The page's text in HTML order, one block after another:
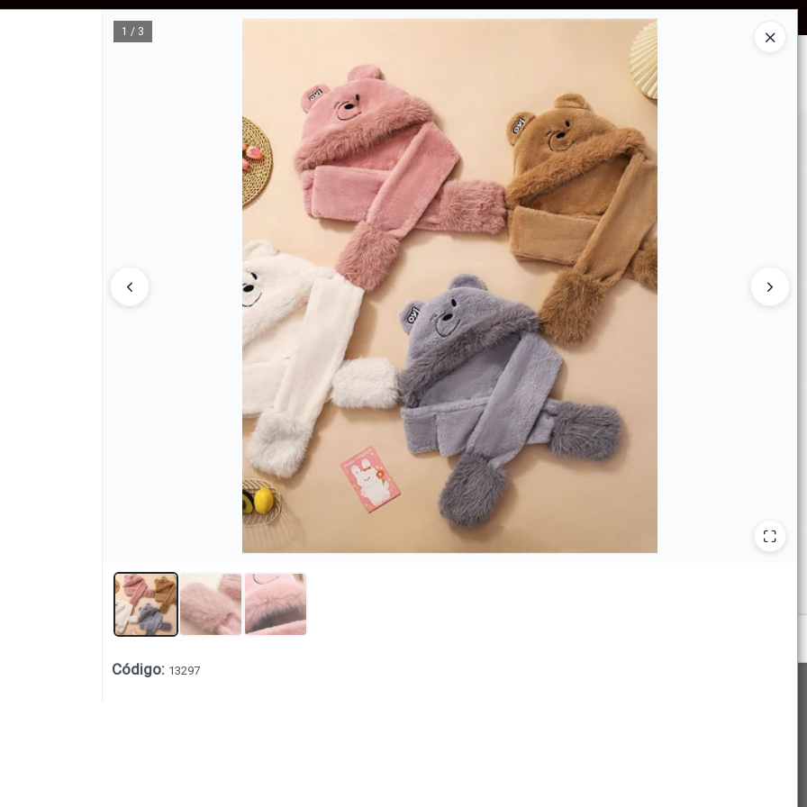
1 / 3
Código: 13297
$80.000 - PRECIOS NO INCLUYEN IVA - ENVIOS A TODO EL PAIS - DESCUENTOS POR VOLUMEN
Ingresar a la Tienda
REFERENCIAS GRUPO DE DIFUSIÓN WHATSAPP! CONTACTO